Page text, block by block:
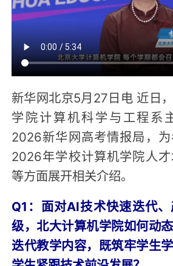
新华网北京5月27日电 近日
学院计算机科学与工程系
2026新华网高考情报局，
2026年学校计算机学院人
等方面展开相关介绍。
Q1：面对AI技术快速迭代
级，北大计算机学院如何动
迭代教学内容，既筑牢学生